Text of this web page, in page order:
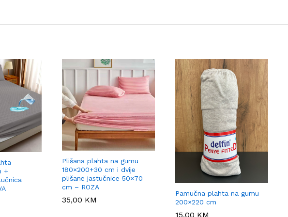
+
Plišana plahta na gumu
180×200+30 cm i dvije
plišane jastučnice 50×70
cm – ROZA
35,00 KM
35,00 KM
Pamučna plahta na gumu
200×220 cm
15,00 KM
15,00 KM